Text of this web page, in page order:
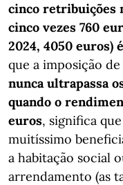
cinco retribuições
cinco vezes 760
2024, 4050 euros)
que a imposição
nunca ultrapassa
quando o
euros, significa
muitíssimo
a habitação social
arrendamento (as